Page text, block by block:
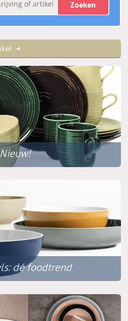
Zoeken
Nieuw!
dé foodtrend